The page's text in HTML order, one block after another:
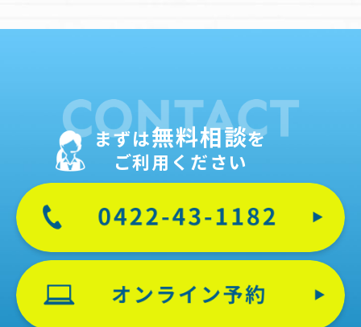
まずは無料相談を
ご利用ください